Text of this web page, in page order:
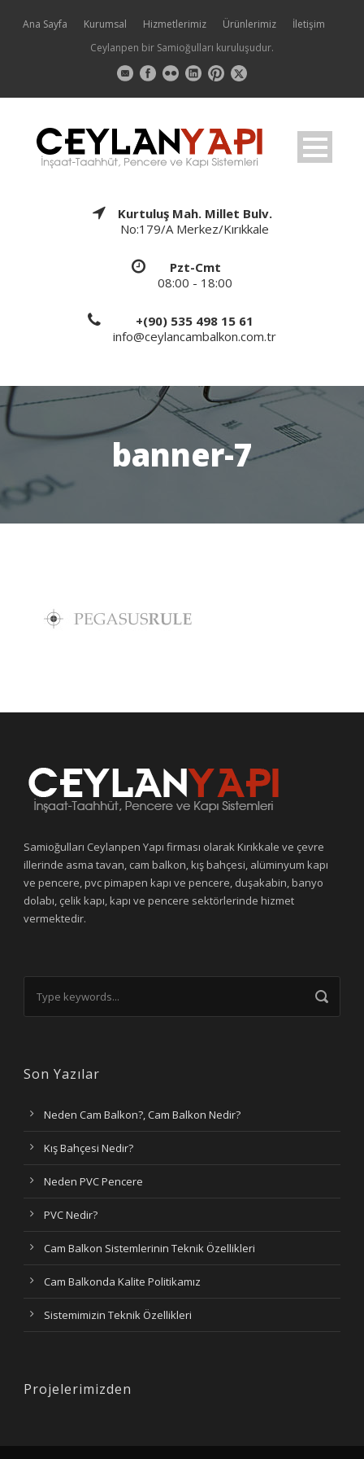
Ana Sayfa Kurumsal Hizmetlerimiz Ürünlerimiz
İletişim
Ceylanpen bir Samioğulları kuruluşudur.
Kurtuluş Mah. Millet Bulv.
No:179/A Merkez/Kırıkkale
Pzt-Cmt
08:00 - 18:00
+(90) 535 498 15 61
info@ceylancambalkon.com.tr
banner-7
Samioğulları Ceylanpen Yapı firması olarak Kırıkkale ve çevre
illerinde asma tavan, cam balkon, kış bahçesi, alüminyum kapı
ve pencere, pvc pimapen kapı ve pencere, duşakabin, banyo
dolabı, çelik kapı, kapı ve pencere sektörlerinde hizmet
vermektedir.
Son Yazılar
Neden Cam Balkon?, Cam Balkon Nedir?
Kış Bahçesi Nedir?
Neden PVC Pencere
PVC Nedir?
Cam Balkon Sistemlerinin Teknik Özellikleri
Cam Balkonda Kalite Politikamız
Sistemimizin Teknik Özellikleri
Projelerimizden